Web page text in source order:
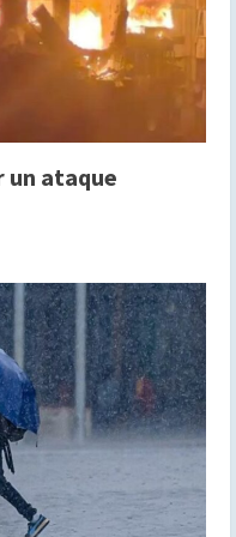
un ataque